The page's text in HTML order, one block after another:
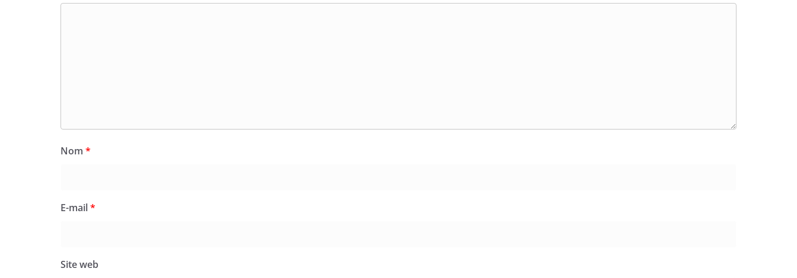
Nom *
E-mail*
Site web